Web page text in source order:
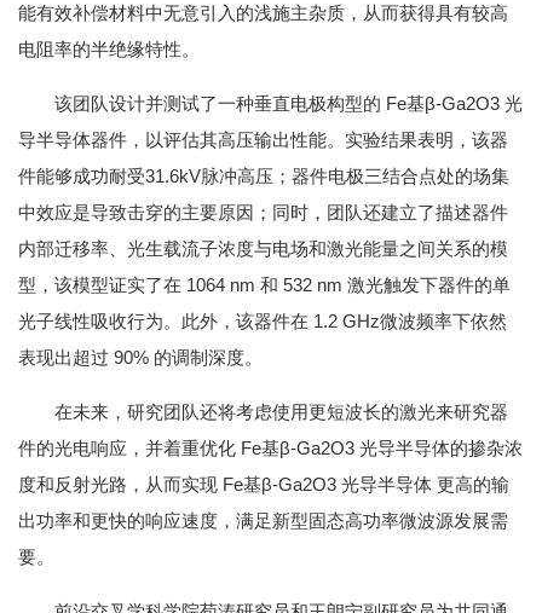
能有效补偿材料中无意引入的浅施主杂质，从而获得具有较高
电阻率的半绝缘特性。
该团队设计并测试了一种垂直电极构型的 Fe基β-Ga2O3 光
导半导体器件，以评估其高压输出性能。实验结果表明，该器
件能够成功耐受31.6kV脉冲高压；器件电极三结合点处的场集
中效应是导致击穿的主要原因；同时，团队还建立了描述器件
内部迁移率、光生载流子浓度与电场和激光能量之间关系的模
型，该模型证实了在 1064 nm 和 532 nm 激光触发下器件的单
光子线性吸收行为。此外，该器件在 1.2 GHz微波频率下依然
表现出超过 90% 的调制深度。
在未来，研究团队还将考虑使用更短波长的激光来研究器
件的光电响应，并着重优化 Fe基β-Ga2O3 光导半导体的掺杂浓
度和反射光路，从而实现 Fe基β-Ga2O3 光导半导体 更高的输
出功率和更快的响应速度，满足新型固态高功率微波源发展需
要。